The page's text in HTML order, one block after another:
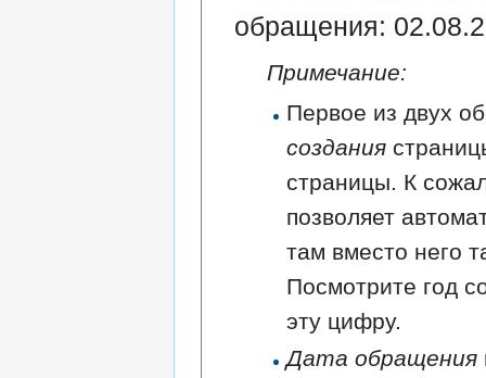
обращения:
Примечание:
Первое из двух
создания
страницы. К
позволяет
там вместо него
Посмотрите год
эту цифру.
Дата обращения